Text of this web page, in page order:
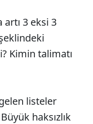
3 eksi 3
Kimin talimatı
listeler
haksızlık